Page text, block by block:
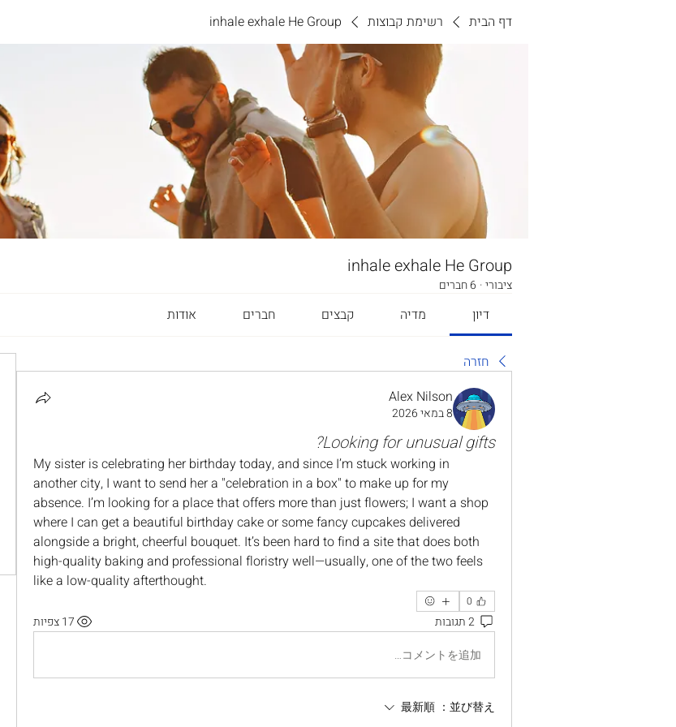
דף הבית רשימת קבוצות inhale exhale He Group
inhale exhale He Group
ציבורי· 6 חברים
דיון מדיה קבצים חברים אודות
חזרה
Alex Nilson
8 במאי 2026
Looking for unusual gifts?
My sister is celebrating her birthday today, and since I’m stuck working in
another city, I want to send her a "celebration in a box" to make up for my
absence. I’m looking for a place that offers more than just flowers; I want a shop
where I can get a beautiful birthday cake or some fancy cupcakes delivered
alongside a bright, cheerful bouquet. It’s been hard to find a site that does both
high-quality baking and professional floristry well—usually, one of the two feels
like a low-quality afterthought.
0
2 תגובות
17 צפיות
コメントを追加…
並び替え：
最新順